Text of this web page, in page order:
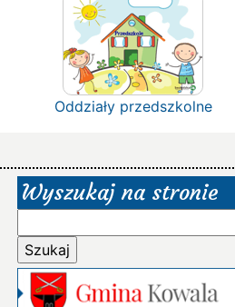
Oddziały przedszkolne
Wyszukaj na stronie